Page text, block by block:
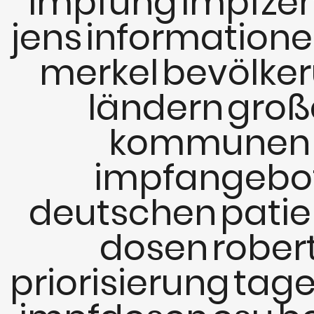
jens
merkel
ländern
kommunen
deutschen
dosen
priorisierung